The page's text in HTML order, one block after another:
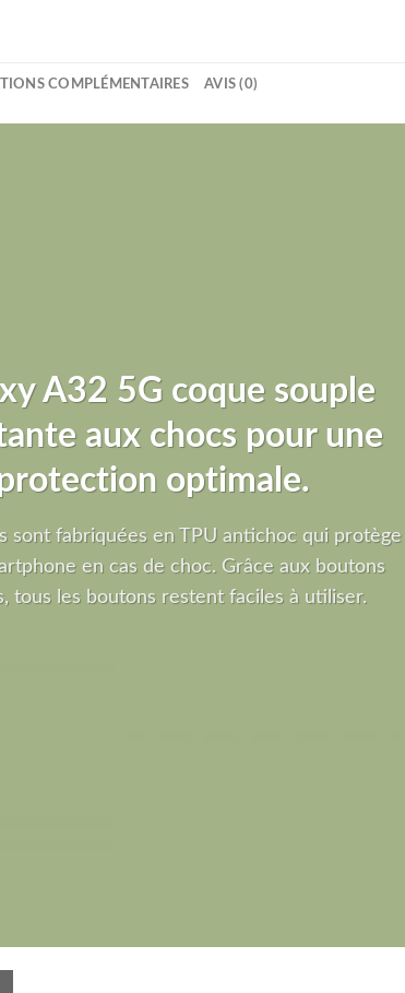
COMPLÉMENTAIRES AVIS (0)
A32 5G coque souple
aux chocs pour une
optimale.
sont fabriquées en TPU antichoc qui protège
en cas de choc. Grâce aux boutons
tous les boutons restent faciles à utiliser.